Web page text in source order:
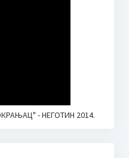
- НЕГОТИН 2014.